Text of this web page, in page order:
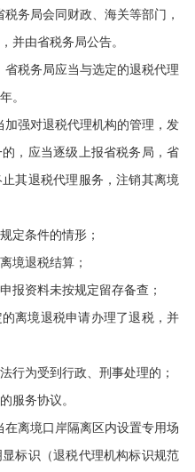
务局会同财政、海关等部门，
并由省税务局公告。
税务局应当与选定的退税代理
。
强对退税代理机构的管理，发
，应当逐级上报省税务局，省
其退税代理服务，注销其离境
定条件的情形；
境退税结算；
报资料未按规定留存备查；
的离境退税申请办理了退税，并
行为受到行政、刑事处理的；
服务协议。
离境口岸隔离区内设置专用场
标识（退税代理机构标识规范